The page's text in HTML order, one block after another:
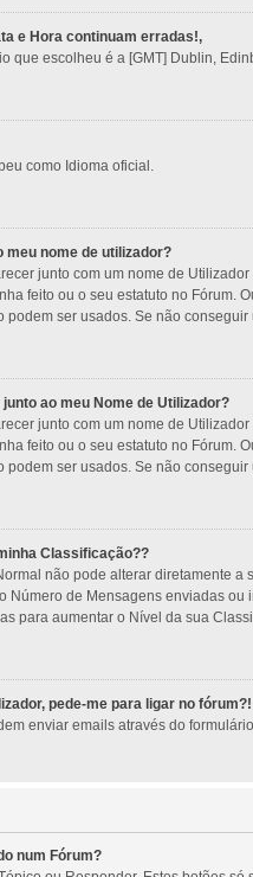
e Hora continuam erradas!,
que escolheu é a [GMT] Dublin,
como Idioma oficial.
meu nome de utilizador?
junto com um nome de
feito ou o seu estatuto no Fórum.
podem ser usados. Se não
ao meu Nome de Utilizador?
junto com um nome de
feito ou o seu estatuto no Fórum.
podem ser usados. Se não
Classificação??
não pode alterar diretamente
Número de Mensagens enviadas
para aumentar o Nível da sua
pede-me para ligar no fórum?!
enviar emails através do
num Fórum?